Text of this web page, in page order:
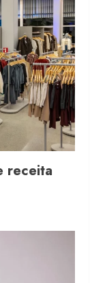
receita